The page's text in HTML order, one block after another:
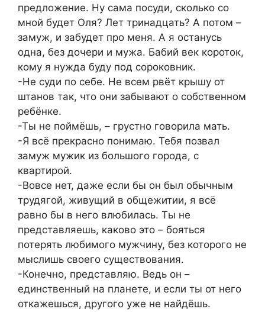
предложение. Ну сама посуди, сколько со
мной будет Оля? Лет тринадцать? А потом –
замуж, и забудет про меня. А я останусь
одна, без дочери и мужа. Бабий век короток,
кому я нужда буду под сороковник.
-Не суди по себе. Не всем рвёт крышу от
штанов так, что они забывают о собственном
ребёнке.
-Ты не поймёшь, – грустно говорила мать.
-Я всё прекрасно понимаю. Тебя позвал
замуж мужик из большого города, с
квартирой.
-Вовсе нет, даже если бы он был обычным
трудягой, живущий в общежитии, я всё
равно бы в него влюбилась. Ты не
представляешь, каково это – бояться
потерять любимого мужчину, без которого не
мыслишь своего существования.
-Конечно, представляю. Ведь он –
единственный на планете, и если ты от него
откажешься, другого уже не найдёшь.